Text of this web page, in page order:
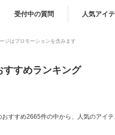
受付中の質問 人気アイ
ジはプロモーションを含みます
すすめランキング
すすめ2665件の中から、人気のアイ